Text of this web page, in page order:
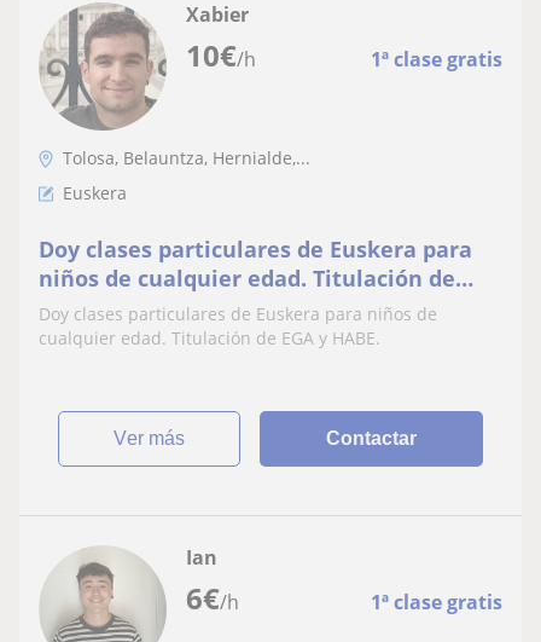
10€/h 1ª clase gratis
Xabier
Tolosa, Belauntza, Hernialde,...
Euskera
Doy clases particulares de Euskera para
niños de cualquier edad. Titulación de
EGA y HABE
Doy clases particulares de Euskera para niños de
cualquier edad. Titulación de EGA y HABE.
ver más Contactar
6€/h 1ª clase gratis
Ian